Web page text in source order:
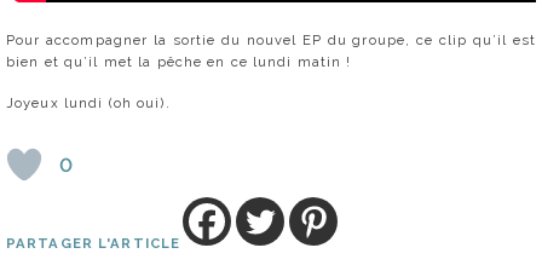
Pour accompagner la sortie du nouvel EP du groupe, ce clip qu’il est
bien et qu’il met la pêche en ce lundi matin !
Joyeux lundi (oh oui).
0
PARTAGER L'ARTICLE